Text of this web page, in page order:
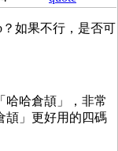
如果不行，是否可
哈哈倉頡」，非常
頡」更好用的四碼